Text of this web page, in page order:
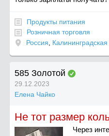
Продукты питания
Розничная торговля
Россия
Калининградская
585 Золотой
29.12.2023
Елена Чайко
Не тот размер
Через